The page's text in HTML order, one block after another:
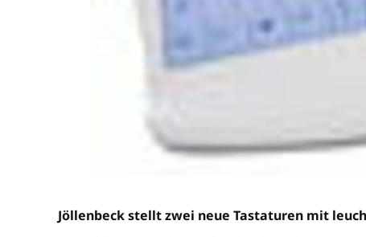
Jöllenbeck stellt zwei neue Tastaturen mit